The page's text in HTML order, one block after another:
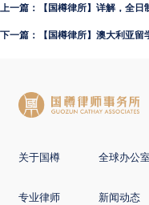
上一篇：【国樽律所】详解，全
下一篇：【国樽律所】澳大利亚
关于国樽 全球办公室
专业律师 新闻动态